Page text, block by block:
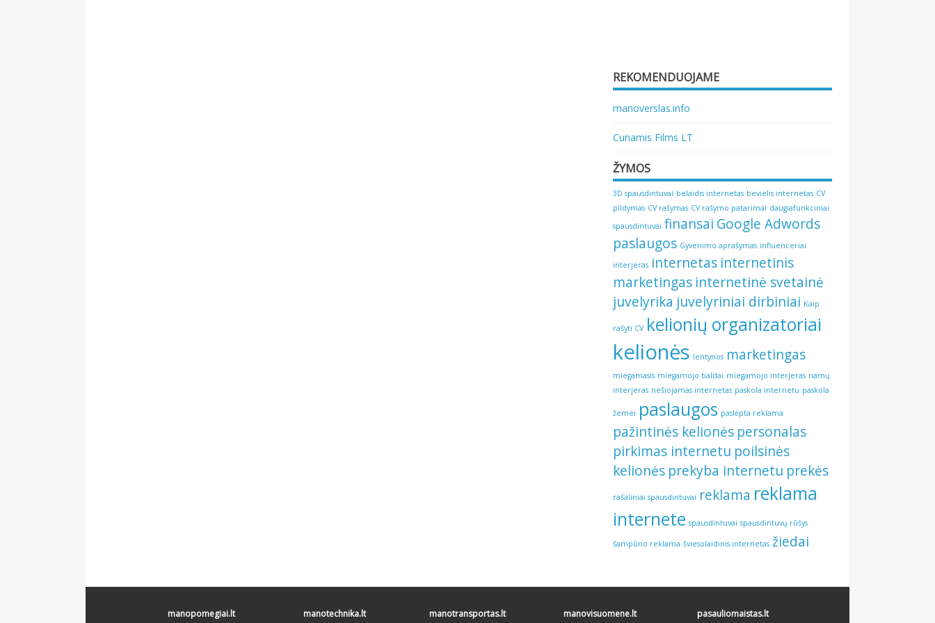
REKOMENDUOJAME
manoverslas.info
Cunamis Films LT
ŽYMOS
3D spausdintuvai belaidis internetas bevielis internetas CV
pildymas CV rašymas CV rašymo patarimai daugiafunkciniai
spausdintuvai finansai Google Adwords
paslaugos Gyvenimo aprašymas influenceriai
interjeras internetas internetinis
marketingas internetinė svetainė
juvelyrika juvelyriniai dirbiniai Kaip
rašyti CV kelionių organizatoriai
kelionės lentynos marketingas
miegamasis miegamojo baldai miegamojo interjeras namų
interjeras nešiojamas internetas paskola internetu paskola
žemei paslaugos paslėpta reklama
pažintinės kelionės personalas
pirkimas internetu poilsinės
kelionės prekyba internetu prekės
rašaliniai spausdintuvai reklama reklama
internete spausdintuvai spausdintuvų rūšys
šampūno reklama šviesolaidinis internetas žiedai
manopomegiai.lt manotechnika.lt manotransportas.lt manovisuomene.lt pasauliomaistas.lt